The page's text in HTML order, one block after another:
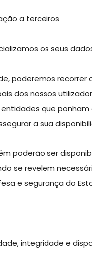
a terceiros
os seus
poderemos
dos nossos
que
a sua
poderão ser
se revelem
e segurança do
integridade e